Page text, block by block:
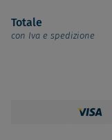
Totale
con Iva e spedizione